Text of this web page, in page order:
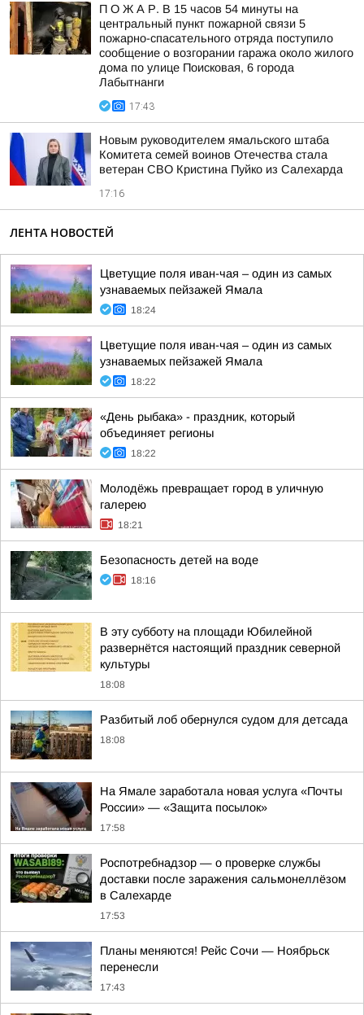
П О Ж А Р. В 15 часов 54 минуты на
центральный пункт пожарной связи 5
пожарно-спасательного отряда поступило
сообщение о возгорании гаража около жилого
дома по улице Поисковая, 6 города
Лабытнанги
17:43
Новым руководителем ямальского штаба
Комитета семей воинов Отечества стала
ветеран СВО Кристина Пуйко из Салехарда
17:16
ЛЕНТА НОВОСТЕЙ
Цветущие поля иван-чая – один из самых
узнаваемых пейзажей Ямала
18:24
Цветущие поля иван-чая – один из самых
узнаваемых пейзажей Ямала
18:22
«День рыбака» - праздник, который
объединяет регионы
18:22
Молодёжь превращает город в уличную
галерею
18:21
Безопасность детей на воде
18:16
В эту субботу на площади Юбилейной
развернётся настоящий праздник северной
культуры
18:08
Разбитый лоб обернулся судом для детсада
18:08
На Ямале заработала новая услуга «Почты
России» — «Защита посылок»
17:58
Роспотребнадзор — о проверке службы
доставки после заражения сальмонеллёзом
в Салехарде
17:53
Планы меняются! Рейс Сочи — Ноябрьск
перенесли
17:43